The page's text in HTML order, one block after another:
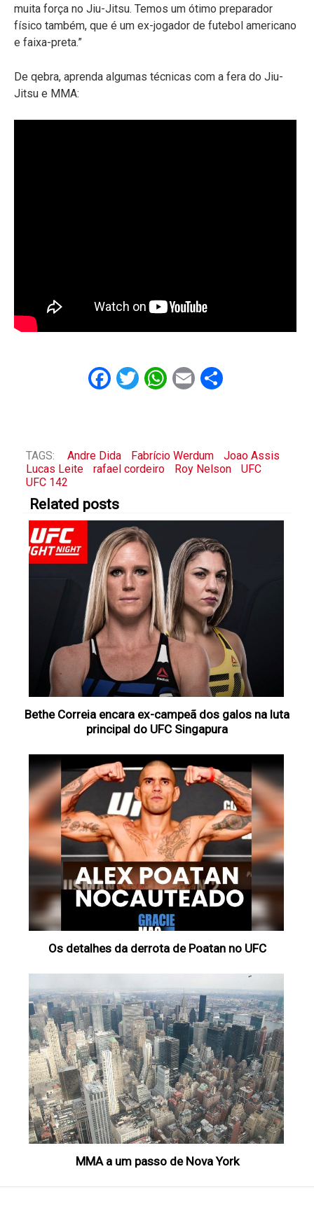
muita força no Jiu-Jitsu. Temos um ótimo preparador
físico também, que é um ex-jogador de futebol americano
e faixa-preta.”
De qebra, aprenda algumas técnicas com a fera do Jiu-
Jitsu e MMA:
Facebook
Twitter
WhatsApp
EmailShare
TAGS: Andre Dida Fabrício Werdum
Joao Assis
Lucas Leite
rafael cordeiro Roy Nelson
UFC
UFC 142
Related posts
Bethe Correia encara ex-campeã dos galos na luta
principal do UFC Singapura
Os detalhes da derrota de Poatan no UFC
MMA a um passo de Nova York